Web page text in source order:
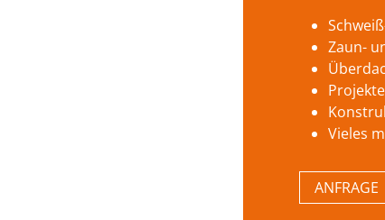
Zaun-
Vieles
ANFRAGE